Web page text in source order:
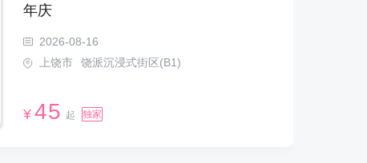
年庆
2026-08-16
上饶市
饶派沉浸式街区(B1)
¥ 45 起 独家